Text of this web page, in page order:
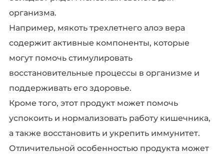
организма.
Например, мякоть трехлетнего алоэ вера
содержит активные компоненты, которые
могут помочь стимулировать
восстановительные процессы в организме и
поддерживать его здоровье.
Кроме того, этот продукт может помочь
успокоить и нормализовать работу кишечника,
а также восстановить и укрепить иммунитет.
Отличительной особенностью продукта может